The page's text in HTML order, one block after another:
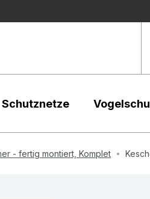
Schutznetze
- fertig montiert, Komplet